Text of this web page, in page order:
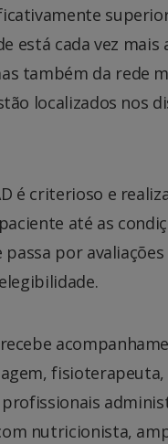
está cada vez
também da rede
localizados nos
é criterioso e
até as
por
nutricionista,